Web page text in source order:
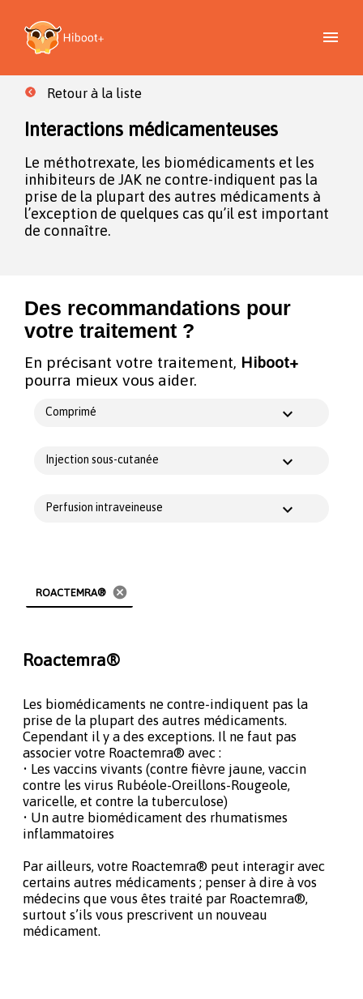
Retour à la liste
Interactions médicamenteuses
Le méthotrexate, les biomédicaments et les
inhibiteurs de JAK ne contre-indiquent pas la
prise de la plupart des autres médicaments à
l’exception de quelques cas qu’il est important
de connaître.
Des recommandations pour
votre traitement ?
En précisant votre traitement, Hiboot+
pourra mieux vous aider.
Comprimé
Injection sous-cutanée
Perfusion intraveineuse
ROACTEMRA® cancel
Roactemra®
Les biomédicaments ne contre-indiquent pas la
prise de la plupart des autres médicaments.
Cependant il y a des exceptions. Il ne faut pas
associer votre Roactemra® avec :
• Les vaccins vivants (contre fièvre jaune, vaccin
contre les virus Rubéole-Oreillons-Rougeole,
varicelle, et contre la tuberculose)
• Un autre biomédicament des rhumatismes
inflammatoires
Par ailleurs, votre Roactemra® peut interagir avec
certains autres médicaments ; penser à dire à vos
médecins que vous êtes traité par Roactemra®,
surtout s’ils vous prescrivent un nouveau
médicament.